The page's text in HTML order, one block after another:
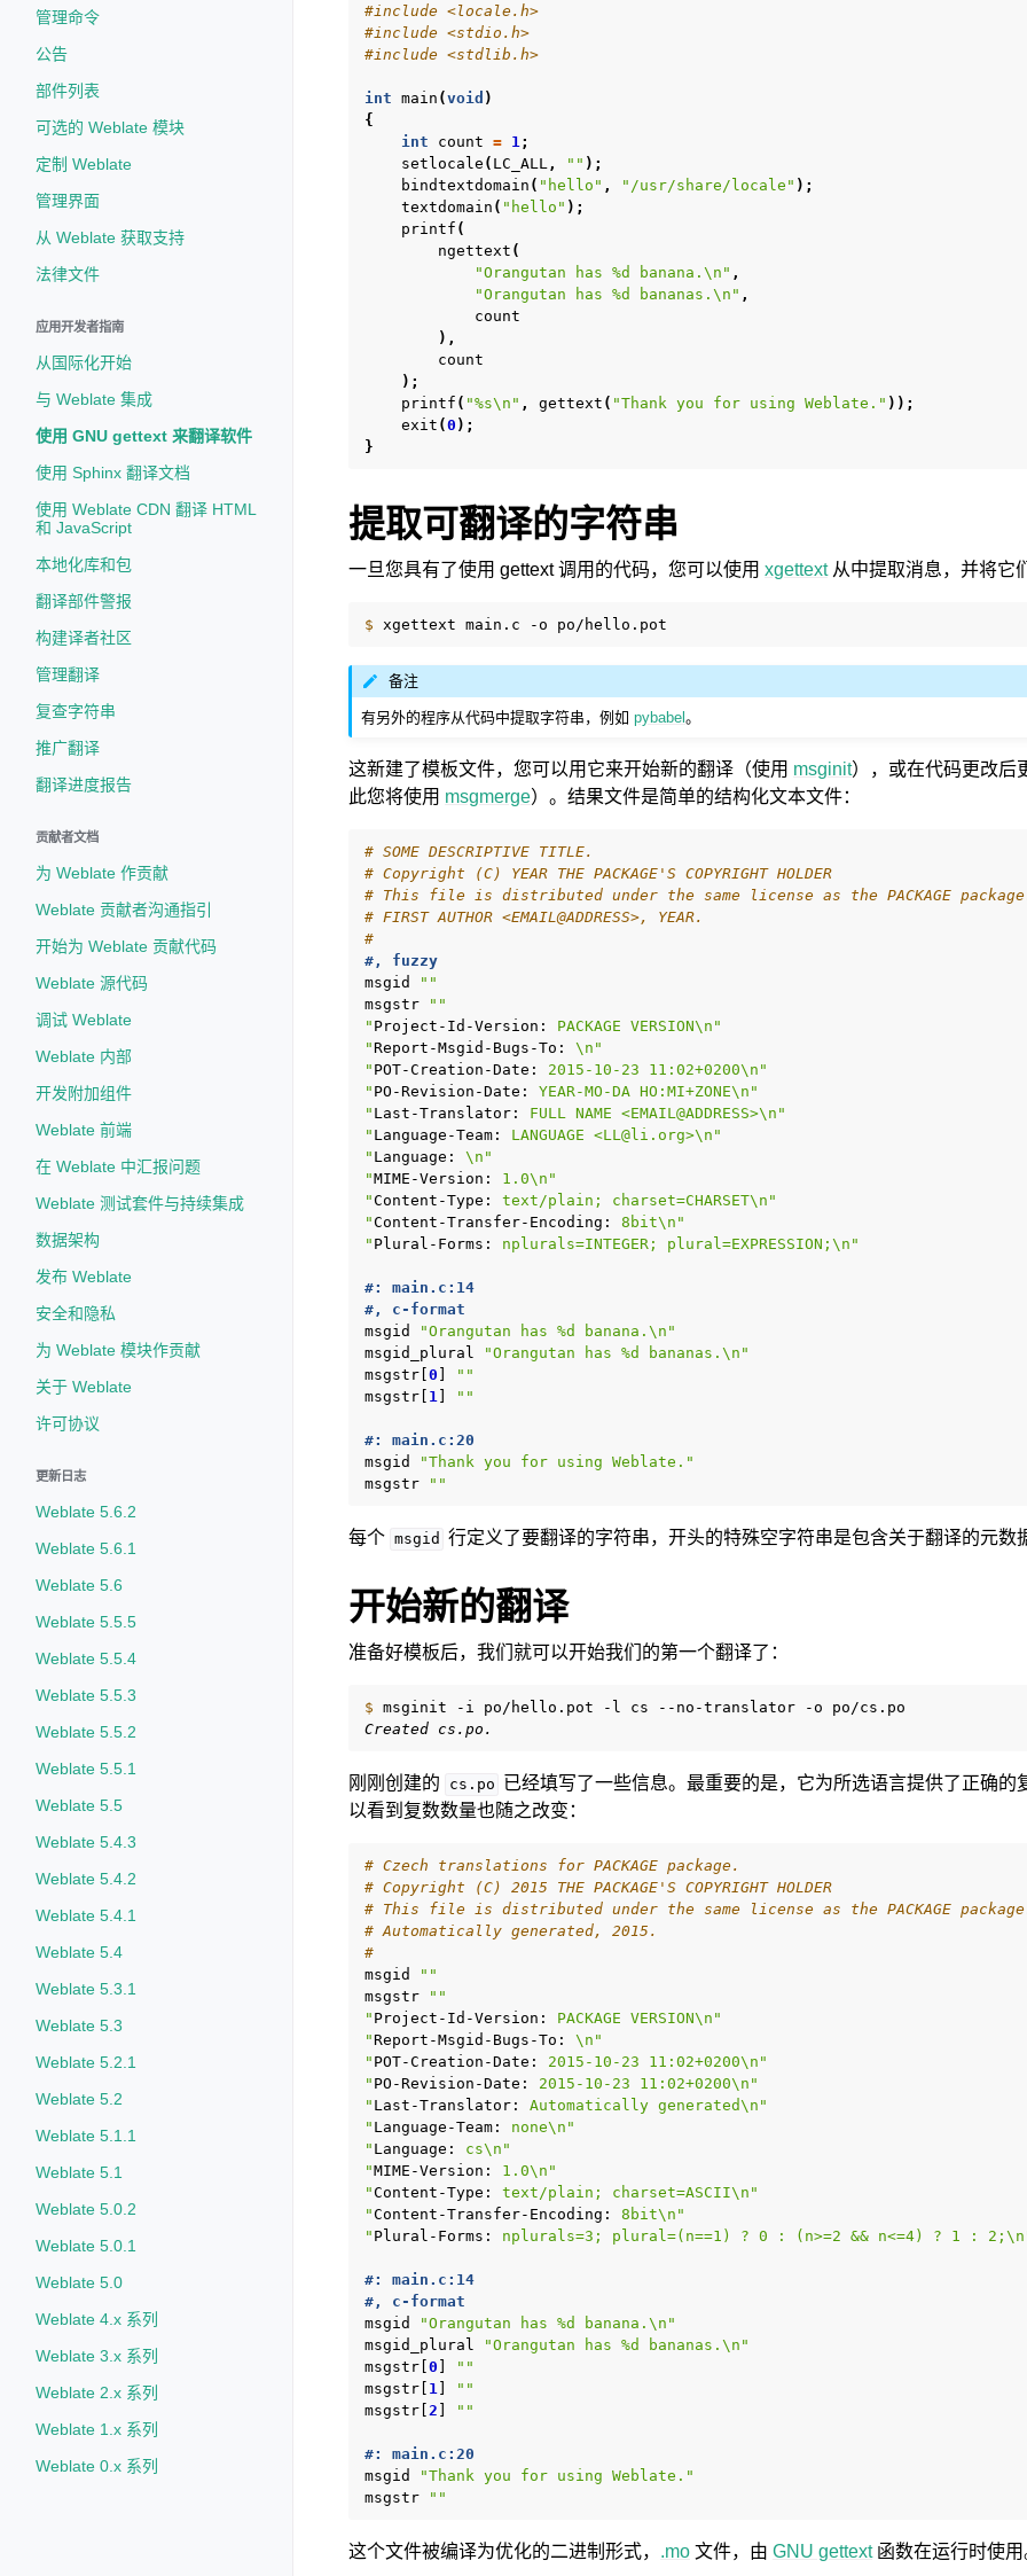
管理命令
公告
部件列表
可选的 Weblate 模块
定制 Weblate
管理界面
从 Weblate 获取支持
法律文件
应用开发者指南
从国际化开始
与 Weblate 集成
使用 GNU gettext 来翻译软件
使用 Sphinx 翻译文档
使用 Weblate CDN 翻译 HTML
和 JavaScript
本地化库和包
翻译部件警报
构建译者社区
管理翻译
复查字符串
推广翻译
翻译进度报告
贡献者文档
为 Weblate 作贡献
Weblate 贡献者沟通指引
开始为 Weblate 贡献代码
Weblate 源代码
调试 Weblate
Weblate 内部
开发附加组件
Weblate 前端
在 Weblate 中汇报问题
Weblate 测试套件与持续集成
数据架构
发布 Weblate
安全和隐私
为 Weblate 模块作贡献
关于 Weblate
许可协议
更新日志
Weblate 5.6.2
Weblate 5.6.1
Weblate 5.6
Weblate 5.5.5
Weblate 5.5.4
Weblate 5.5.3
Weblate 5.5.2
Weblate 5.5.1
Weblate 5.5
Weblate 5.4.3
Weblate 5.4.2
Weblate 5.4.1
Weblate 5.4
Weblate 5.3.1
Weblate 5.3
Weblate 5.2.1
Weblate 5.2
Weblate 5.1.1
Weblate 5.1
Weblate 5.0.2
Weblate 5.0.1
Weblate 5.0
Weblate 4.x 系列
Weblate 3.x 系列
Weblate 2.x 系列
Weblate 1.x 系列
Weblate 0.x 系列
#include <locale.h>
#include <stdio.h>
#include <stdlib.h>
int main (void )
{
int
count = 1 ;
setlocale ( LC_ALL , "" );
bindtextdomain ( "hello" , "/usr/share/locale" );
textdomain ( "hello" );
printf (
ngettext (
"Orangutan has %d banana. \n " ,
"Orangutan has %d bananas. \n " ,
count
),
count
);
printf ( "%s\n " , gettext ( "Thank you for using Weblate." ));
exit (0 );
}
提取可翻译的字符串
一旦您具有了使用 gettext 调用的代码，您可以使用 xgettext从中提取消息，并将它
$ xgettext main.c -o
备注
有另外的程序从代码中提取字符串，例如pybabel。
这新建了模板文件，您可以用它来开始新的翻译（使用 msginit），或在代码更改后
此您将使用 msgmerge）。结果文件是简单的结构化文本文件：
# SOME DESCRIPTIVE TITLE.
# Copyright (C) YEAR THE PACKAGE'S COPYRIGHT HOLDER
# This file is distributed under the same license as the PACKAGE
# FIRST AUTHOR <EMAIL@ADDRESS>, YEAR.
#
#, fuzzy
msgid
""
msgstr
""
" Project-Id-Version:
PACKAGE VERSION\n"
"Report-Msgid-Bugs-To:
\n"
" POT-Creation-Date:
2015-10-23 11:02+0200\n"
" PO-Revision-Date:
YEAR-MO-DA HO:MI+ZONE\n"
" Last-Translator:
FULL NAME <EMAIL@ADDRESS>\n"
" Language-Team:
LANGUAGE <LL@li.org>\n"
" Language:
\n"
"MIME-Version:
1.0\n"
"Content-Type:
text/plain; charset=CHARSET\n"
"Content-Transfer-Encoding:
8bit\n"
" Plural-Forms: nplurals=INTEGER; plural=EXPRESSION;\n"
#: main.c:14
#, c-format
msgid
"Orangutan has %d banana.\n"
msgid_plural
"Orangutan has %d bananas.\n"
msgstr[ 0
""
msgstr[ 1 ""
#: main.c:20
msgid
"Thank you for using Weblate."
msgstr
""
每个 msgid 行定义了要翻译的字符串，开头的特殊空字符串是包含关于翻译的元数
开始新的翻译
准备好模板后，我们就可以开始我们的第一个翻译了：
$ msginit -i po/hello.pot -l cs --no-translator -o
Created cs.po.
刚刚创建的 cs.po 已经填写了一些信息。最重要的是，它为所选语言提供了正确的
以看到复数数量也随之改变：
# Czech translations for PACKAGE package.
# Copyright (C) 2015 THE PACKAGE'S COPYRIGHT HOLDER
# This file is distributed under the same license as the PACKAGE
# Automatically generated, 2015.
#
msgid
""
msgstr
""
" Project-Id-Version:
PACKAGE VERSION\n"
"Report-Msgid-Bugs-To:
\n"
" POT-Creation-Date:
2015-10-23 11:02+0200\n"
" PO-Revision-Date:
2015-10-23 11:02+0200\n"
" Last-Translator:
Automatically generated\n"
" Language-Team:
none\n"
" Language:
cs\n"
"MIME-Version:
1.0\n"
"Content-Type:
text/plain; charset=ASCII\n"
"Content-Transfer-Encoding:
8bit\n"
" Plural-Forms: nplurals=3; plural=(n==1) ? 0 : (n>=2 && n<=4) ? 1 :
#: main.c:14
#, c-format
msgid
"Orangutan has %d banana.\n"
msgid_plural
"Orangutan has %d bananas.\n"
msgstr[ 0
""
msgstr[ 1
""
msgstr[ 2 ""
#: main.c:20
msgid
"Thank you for using Weblate."
msgstr
""
这个文件被编译为优化的二进制形式， .mo 文件，由 GNU gettext函数在运行时使用